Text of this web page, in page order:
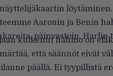
löytäminen.
Aaronin ja Benin
päinvastoin, Harlin
kulkenut hahmo on
että säännöt eivät
päällä. Ei tyypillistä